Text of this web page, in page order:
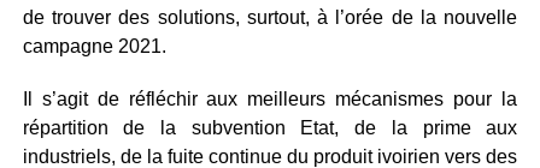
de trouver des solutions, surtout, à l’orée de la nouvelle
campagne 2021.
Il s’agit de réfléchir aux meilleurs mécanismes pour la
répartition de la subvention Etat, de la prime aux
industriels, de la fuite continue du produit ivoirien vers des